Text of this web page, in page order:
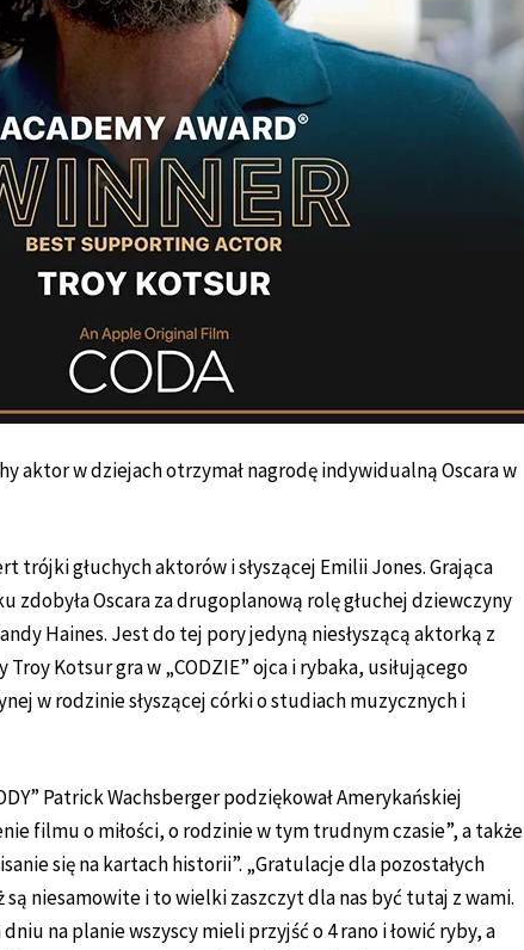
aktor w dziejach otrzymał nagrodę indywidualną Oscara w
trójki głuchych aktorów i słyszącej Emilii Jones. Grająca
zdobyła Oscara za drugoplanową rolę głuchej dziewczyny
Haines. Jest do tej pory jedyną niesłyszącą aktorką z
Kotsur gra w „CODZIE” ojca i rybaka, usiłującego
w rodzinie słyszącej córki o studiach muzycznych i
Patrick Wachsberger podziękował Amerykańskiej
filmu o miłości, o rodzinie w tym trudnym czasie”, a także
się na kartach historii”. „Gratulacje dla pozostałych
są niesamowite i to wielki zaszczyt dla nas być tutaj z wami.
na planie wszyscy mieli przyjść o 4 rano i łowić ryby, a